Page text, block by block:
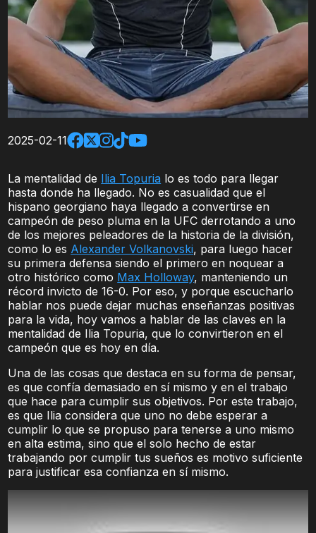
2025-02-11
La mentalidad de Ilia Topuria lo es todo para llegar
hasta donde ha llegado. No es casualidad que el
hispano georgiano haya llegado a convertirse en
campeón de peso pluma en la UFC derrotando a uno
de los mejores peleadores de la historia de la división,
como lo es Alexander Volkanovski, para luego hacer
su primera defensa siendo el primero en noquear a
otro histórico como Max Holloway, manteniendo un
récord invicto de 16-0. Por eso, y porque escucharlo
hablar nos puede dejar muchas enseñanzas positivas
para la vida, hoy vamos a hablar de las claves en la
mentalidad de Ilia Topuria, que lo convirtieron en el
campeón que es hoy en día.
Una de las cosas que destaca en su forma de pensar,
es que confía demasiado en sí mismo y en el trabajo
que hace para cumplir sus objetivos. Por este trabajo,
es que Ilia considera que uno no debe esperar a
cumplir lo que se propuso para tenerse a uno mismo
en alta estima, sino que el solo hecho de estar
trabajando por cumplir tus sueños es motivo suficiente
para justificar esa confianza en sí mismo.